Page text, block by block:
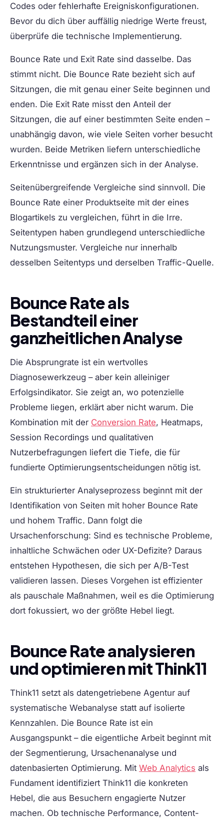
Codes oder fehlerhafte Ereigniskonfigurationen.
Bevor du dich über auffällig niedrige Werte freust,
überprüfe die technische Implementierung.
Bounce Rate und Exit Rate sind dasselbe. Das
stimmt nicht. Die Bounce Rate bezieht sich auf
Sitzungen, die mit genau einer Seite beginnen und
enden. Die Exit Rate misst den Anteil der
Sitzungen, die auf einer bestimmten Seite enden –
unabhängig davon, wie viele Seiten vorher besucht
wurden. Beide Metriken liefern unterschiedliche
Erkenntnisse und ergänzen sich in der Analyse.
Seitenübergreifende Vergleiche sind sinnvoll. Die
Bounce Rate einer Produktseite mit der eines
Blogartikels zu vergleichen, führt in die Irre.
Seitentypen haben grundlegend unterschiedliche
Nutzungsmuster. Vergleiche nur innerhalb
desselben Seitentyps und derselben Traffic-Quelle.
Bounce Rate als
Bestandteil einer
ganzheitlichen Analyse
Die Absprungrate ist ein wertvolles
Diagnosewerkzeug – aber kein alleiniger
Erfolgsindikator. Sie zeigt an, wo potenzielle
Probleme liegen, erklärt aber nicht warum. Die
Kombination mit der Conversion Rate, Heatmaps,
Session Recordings und qualitativen
Nutzerbefragungen liefert die Tiefe, die für
fundierte Optimierungsentscheidungen nötig ist.
Ein strukturierter Analyseprozess beginnt mit der
Identifikation von Seiten mit hoher Bounce Rate
und hohem Traffic. Dann folgt die
Ursachenforschung: Sind es technische Probleme,
inhaltliche Schwächen oder UX-Defizite? Daraus
entstehen Hypothesen, die sich per A/B-Test
validieren lassen. Dieses Vorgehen ist effizienter
als pauschale Maßnahmen, weil es die Optimierung
dort fokussiert, wo der größte Hebel liegt.
Bounce Rate analysieren
und optimieren mit Think11
Think11 setzt als datengetriebene Agentur auf
systematische Webanalyse statt auf isolierte
Kennzahlen. Die Bounce Rate ist ein
Ausgangspunkt – die eigentliche Arbeit beginnt mit
der Segmentierung, Ursachenanalyse und
datenbasierten Optimierung. Mit Web Analytics als
Fundament identifiziert Think11 die konkreten
Hebel, die aus Besuchern engagierte Nutzer
machen. Ob technische Performance, Content-